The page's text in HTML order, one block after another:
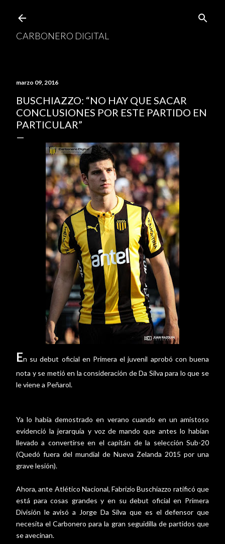
CARBONERO DIGITAL
marzo 09, 2016
BUSCHIAZZO: “NO HAY QUE SACAR
CONCLUSIONES POR ESTE PARTIDO EN
PARTICULAR”
En su debut oficial en Primera el juvenil aprobó con buena
nota y se metió en la consideración de Da Silva para lo que se
le viene a Peñarol.
Ya lo había demostrado en verano cuando en un amistoso
evidenció la jerarquía y voz de mando que antes lo habían
llevado a convertirse en el capitán de la selección Sub-20
(Quedó fuera del mundial de Nueva Zelanda 2015 por una
grave lesión).
Ahora, ante Atlético Nacional, Fabrizio Buschiazzo ratificó que
está para cosas grandes y en su debut oficial en Primera
División le avisó a Jorge Da Silva que es el defensor que
necesita el Carbonero para la gran seguidilla de partidos que
se avecinan.